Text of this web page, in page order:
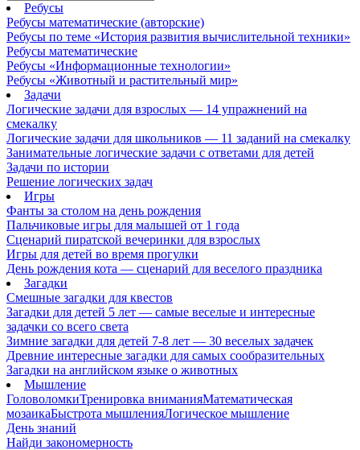
Ребусы
Ребусы математические (авторские)
Ребусы по теме «История развития вычислительной техники»
Ребусы математические
Ребусы «Информационные технологии»
Ребусы «Животный и растительный мир»
Задачи
Логические задачи для взрослых — 14 упражнений на
смекалку
Логические задачи для школьников — 11 заданий на смекалку
Занимательные логические задачи с ответами для детей
Задачи по истории
Решение логических задач
Игры
Фанты за столом на день рождения
Пальчиковые игры для малышей от 1 года
Сценарий пиратской вечеринки для взрослых
Игры для детей во время прогулки
День рождения кота — сценарий для веселого праздника
Загадки
Смешные загадки для квестов
Загадки для детей 5 лет — самые веселые и интересные
задачки со всего света
Зимние загадки для детей 7-8 лет — 30 веселых задачек
Древние интересные загадки для самых сообразительных
Загадки на английском языке о животных
Мышление
ГоловоломкиТренировка вниманияМатематическая
мозаикаБыстрота мышленияЛогическое мышление
День знаний
Найди закономерность